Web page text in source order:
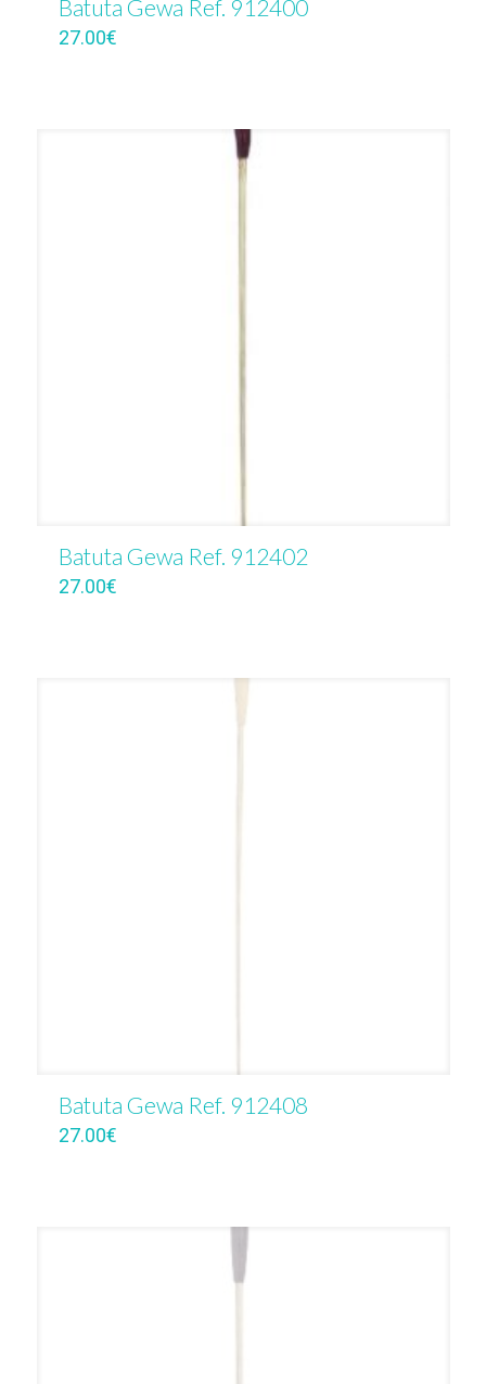
Batuta Gewa Ref. 912400
27.00€
Batuta Gewa Ref. 912402
27.00€
Batuta Gewa Ref. 912408
27.00€